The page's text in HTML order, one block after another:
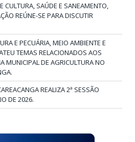
CULTURA, SAÚDE E SANEAMENTO,
REÚNE-SE PARA DISCUTIR
E PECUÁRIA, MEIO AMBIENTE E
TEMAS RELACIONADOS AOS
MUNICIPAL DE AGRICULTURA NO
REALIZA 2ª SESSÃO
DE 2026.